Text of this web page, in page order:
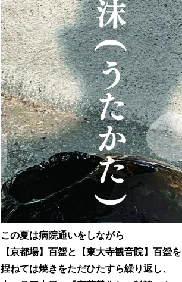
この夏は病院通いをしながら
【京都場】百盌と【東大寺観音院】百盌を
捏ねては焼きをただひたすら繰り返し、